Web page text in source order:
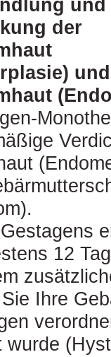
der
12
Ihre
wurde